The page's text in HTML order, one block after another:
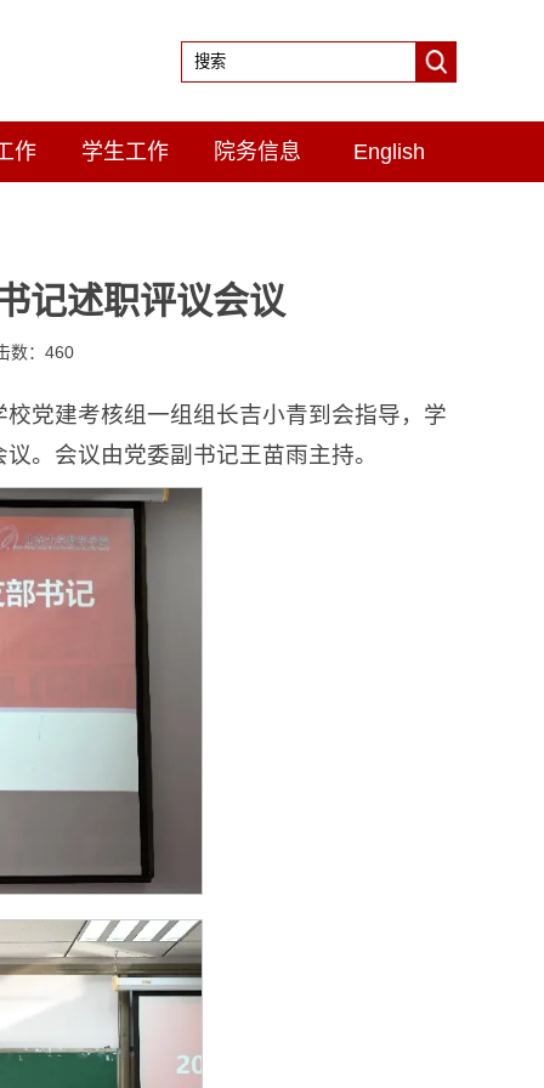
作 学生工作 院务信息 English
记述职评议会议
： 460
党建考核组一组组长吉小青到会指导，学
。会议由党委副书记王苗雨主持。